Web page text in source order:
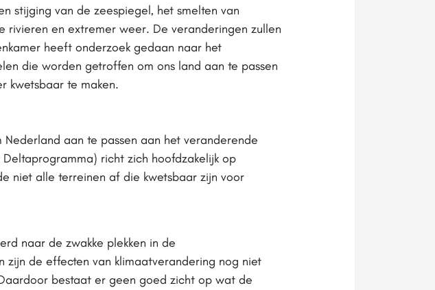
stijging van de zeespiegel, het smelten van
rivieren en extremer weer. De veranderingen zullen
heeft onderzoek gedaan naar het
die worden getroffen om ons land aan te passen
kwetsbaar te maken.
aan te passen aan het veranderende
richt zich hoofdzakelijk op
niet alle terreinen af die kwetsbaar zijn voor
naar de zwakke plekken in de
zijn de effecten van klimaatverandering nog niet
bestaat er geen goed zicht op wat de